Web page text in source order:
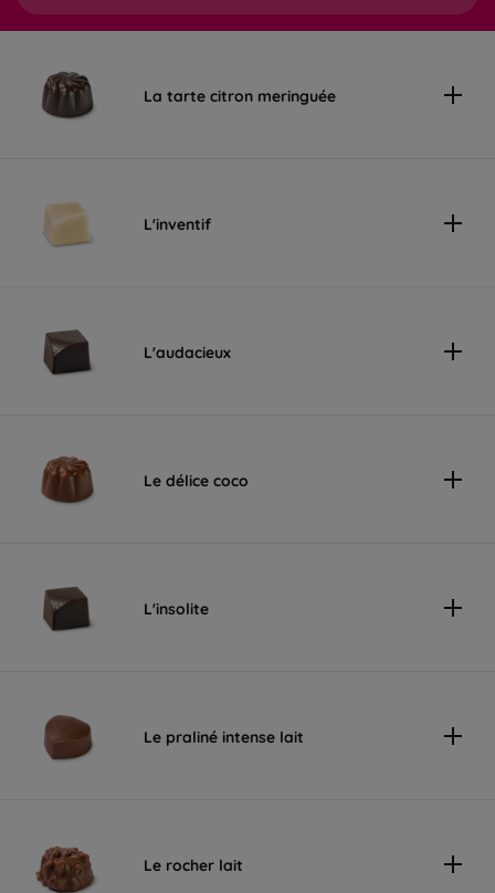
La tarte citron meringuée
L'inventif
L'audacieux
Le délice coco
L'insolite
Le praliné intense lait
Le rocher lait